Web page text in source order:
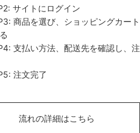
サイトにログイン
商品を選び、ショッピングカート
支払い方法、配送先を確認し、注
注文完了
流れの詳細はこちら